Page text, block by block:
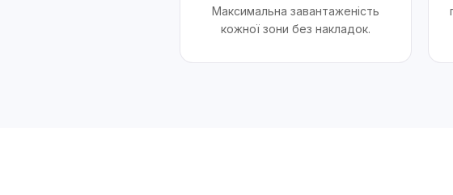
Максимальна завантаженість
кожної зони без накладок.